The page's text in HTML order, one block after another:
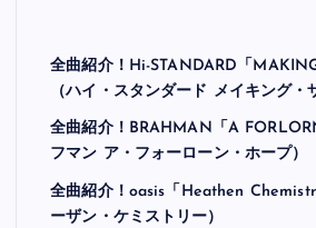
全曲紹介！Hi-STANDARD「
（ハイ・スタンダード メイキング・
全曲紹介！BRAHMAN「A
フマン ア・フォーローン・ホープ）
全曲紹介！oasis「Heathen
ーザン・ケミストリー）